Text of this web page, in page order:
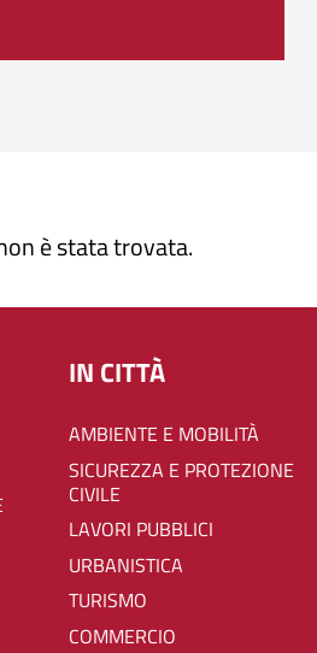
è stata trovata.
IN CITTÀ
AMBIENTE E MOBILITÀ
SICUREZZA E PROTEZIONE
CIVILE
LAVORI PUBBLICI
URBANISTICA
TURISMO
COMMERCIO